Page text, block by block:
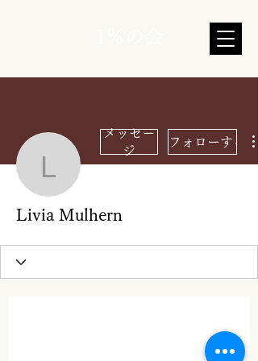
Livia Mulhern
メッセー
ジ
フォローする
Livia Mulhern